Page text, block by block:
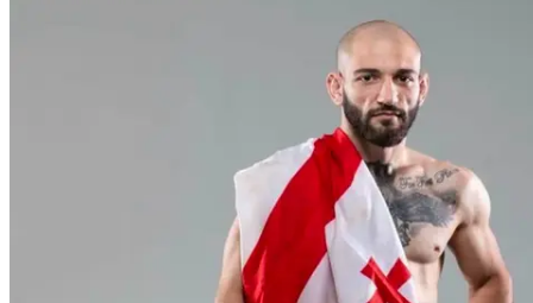
იგივე ქარდზე თანამთავარ ჩხუბში არმან ცარუკიანი